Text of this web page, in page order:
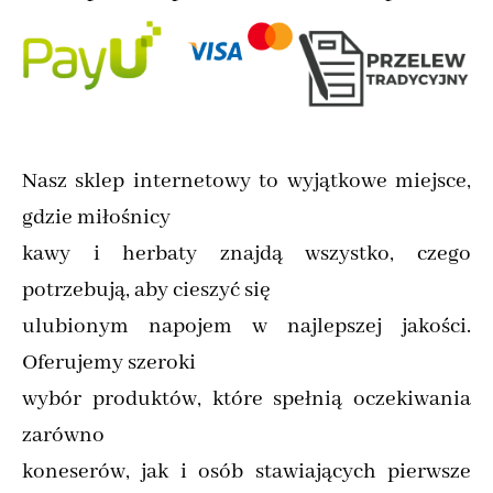
Nasz sklep internetowy to wyjątkowe miejsce,
gdzie miłośnicy
kawy i herbaty znajdą wszystko, czego
potrzebują, aby cieszyć się
ulubionym napojem w najlepszej jakości.
Oferujemy szeroki
wybór produktów, które spełnią oczekiwania
zarówno
koneserów, jak i osób stawiających pierwsze